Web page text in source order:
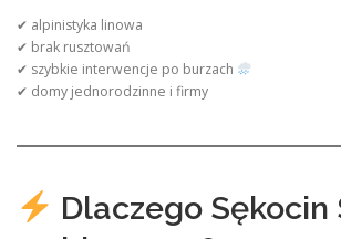
✔ alpinistyka linowa
✔ brak rusztowań
✔ szybkie interwencje po burzach
✔ domy jednorodzinne i firmy
Dlaczego Sękocin